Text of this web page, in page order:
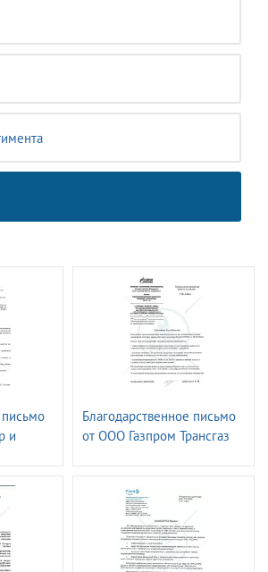
письмо
и
Благодарственное письмо
от ООО Газпром Трансгаз